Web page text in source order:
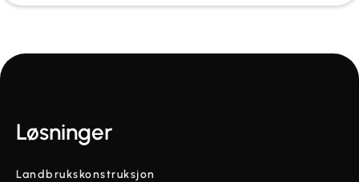
Løsninger
Landbrukskonstruksjon